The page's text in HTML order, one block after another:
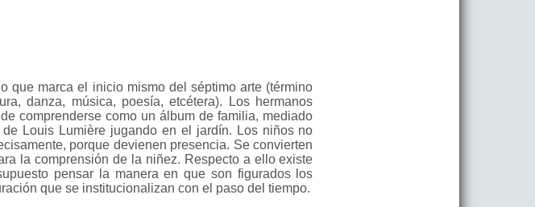
que marca el inicio mismo del séptimo arte (término
danza, música, poesía, etcétera). Los hermanos
comprenderse como un álbum de familia, mediado
Louis Lumière jugando en el jardín. Los niños no
porque devienen presencia. Se convierten
la comprensión de la niñez. Respecto a ello existe
pensar la manera en que son figurados los
que se institucionalizan con el paso del tiempo.